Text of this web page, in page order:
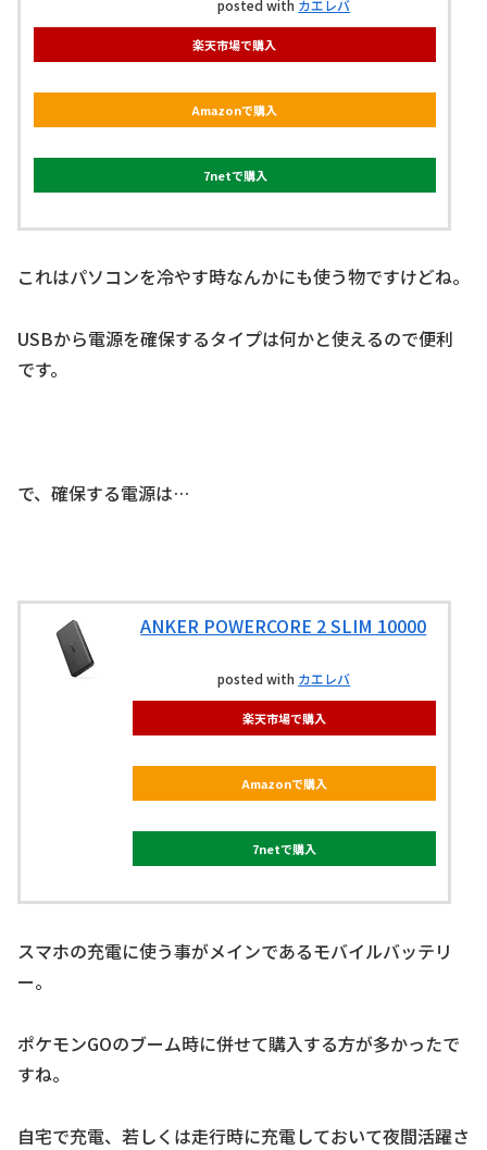
posted with カエレバ
楽天市場で購入
Amazonで購入
7netで購入
これはパソコンを冷やす時なんかにも使う物ですけどね。
USBから電源を確保するタイプは何かと使えるので便利
です。
で、確保する電源は…
ANKER POWERCORE 2 SLIM 10000
posted with カエレバ
楽天市場で購入
Amazonで購入
7netで購入
スマホの充電に使う事がメインであるモバイルバッテリ
ー。
ポケモンGOのブーム時に併せて購入する方が多かったで
すね。
自宅で充電、若しくは走行時に充電しておいて夜間活躍さ